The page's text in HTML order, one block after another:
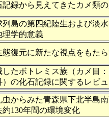
記録から見えてきたカメ類
列島の第四紀陸生および淡
理学的意義
態復元に新たな視点をもた
したボトレミス族（カメ目
）の化石記録に関するレビ
虫からみた青森県下北半島
約130年間の環境変化